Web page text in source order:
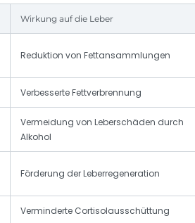
Wirkung auf die Leber
Reduktion von Fettansammlungen
Verbesserte Fettverbrennung
Vermeidung von Leberschäden durch
Alkohol
Förderung der Leberregeneration
Verminderte Cortisolausschüttung